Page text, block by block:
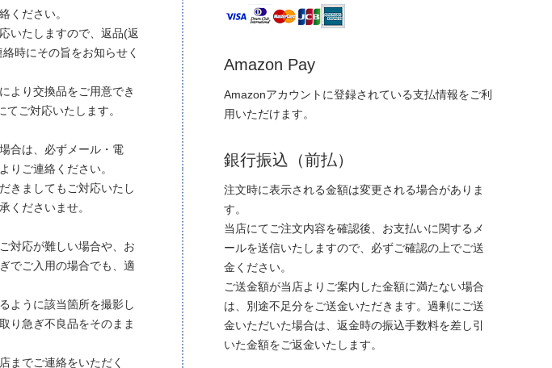
ください。
いたしますので、返品(返
時にその旨をお知らせく
より交換品をご用意でき
ご対応いたします。
合は、必ずメール・電
りご連絡ください。
きましてもご対応いたし
くださいませ。
対応が難しい場合や、お
でご入用の場合でも、適
ように該当箇所を撮影し
り急ぎ不良品をそのまま
までご連絡をいただく
Amazon Pay
Amazonアカウントに登録されている支払情報をご利
用いただけます。
銀行振込（前払）
注文時に表示される金額は変更される場合がありま
す。
当店にてご注文内容を確認後、お支払いに関するメ
ールを送信いたしますので、必ずご確認の上でご送
金ください。
ご送金額が当店よりご案内した金額に満たない場合
は、別途不足分をご送金いただきます。過剰にご送
金いただいた場合は、返金時の振込手数料を差し引
いた金額をご返金いたします。